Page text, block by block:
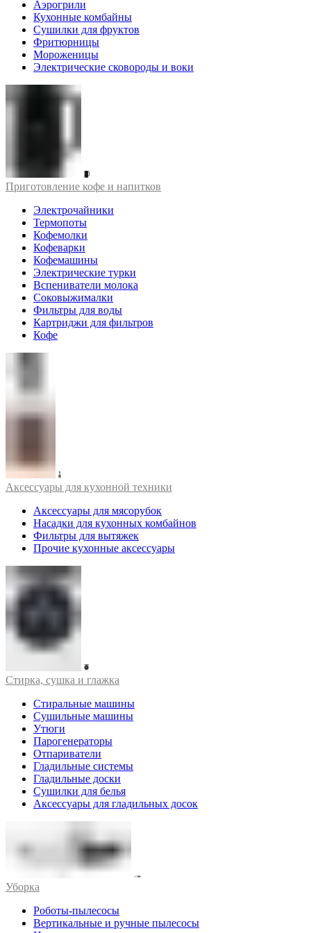
Аэрогрили
Кухонные комбайны
Сушилки для фруктов
Фритюрницы
Мороженицы
Электрические сковороды и воки
Приготовление кофе и напитков
Электрочайники
Термопоты
Кофемолки
Кофеварки
Кофемашины
Электрические турки
Вспениватели молока
Соковыжималки
Фильтры для воды
Картриджи для фильтров
Кофе
Аксессуары для кухонной техники
Аксессуары для мясорубок
Насадки для кухонных комбайнов
Фильтры для вытяжек
Прочие кухонные аксессуары
Стирка, сушка и глажка
Стиральные машины
Сушильные машины
Утюги
Парогенераторы
Отпариватели
Гладильные системы
Гладильные доски
Сушилки для белья
Аксессуары для гладильных досок
Уборка
Роботы-пылесосы
Вертикальные и ручные пылесосы